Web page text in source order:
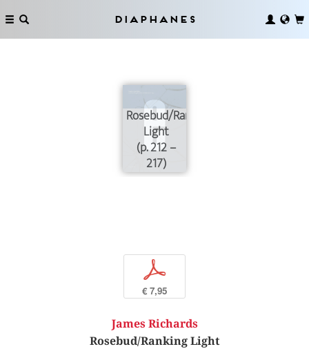
Diaphanes
Rosebud/Ranking
Light
(p. 212 –
217)
p
€ 7,95
James Richards
Rosebud/Ranking Light